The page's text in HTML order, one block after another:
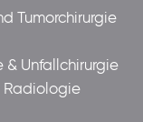
Tumorchirurgie
& Unfallchirurgie
Radiologie